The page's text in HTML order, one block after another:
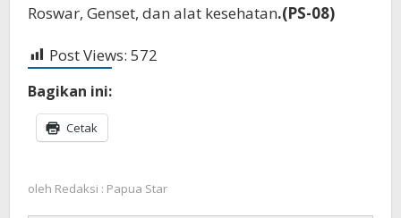
Roswar, Genset, dan alat kesehatan.(PS-08)
Post Views: 572
Bagikan ini:
Cetak
oleh Redaksi : Papua Star